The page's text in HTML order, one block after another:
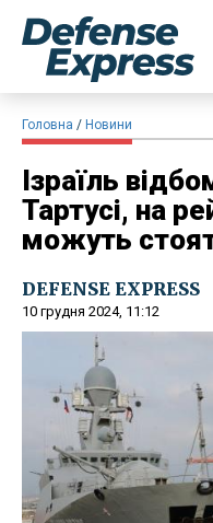
Головна Новини
Ізраїль
Тартусі, на
можуть
DEFENSE EXPRESS
10 грудня 2024, 11:12